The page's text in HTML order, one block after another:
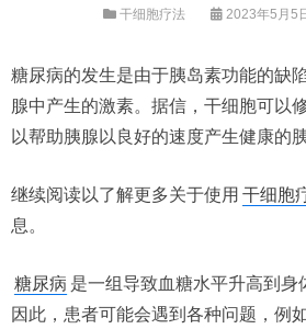
干细胞疗法 2023年5月5
糖尿病的发生是由于胰岛素功能的缺
腺中产生的激素。据信，干细胞可以
以帮助胰腺以良好的速度产生健康的胰
继续阅读以了解更多关于使用 干细胞
息。
糖尿病 是一组导致血糖水平升高到身
因此，患者可能会遇到各种问题，例